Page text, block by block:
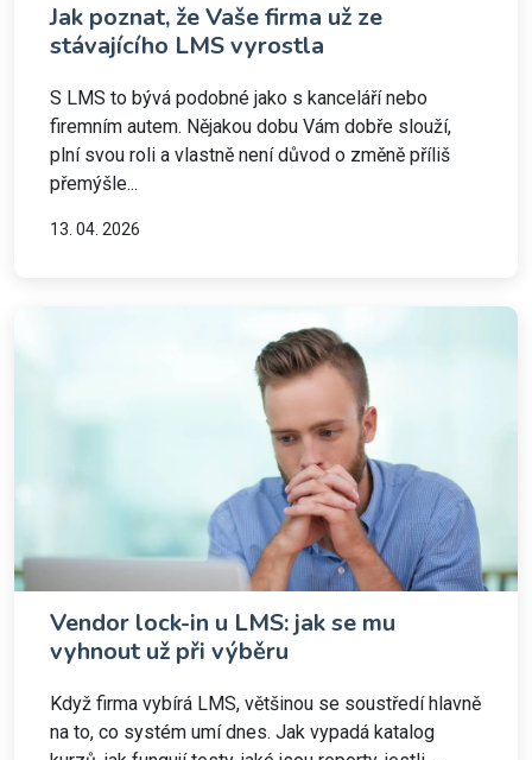
Jak poznat, že Vaše firma už ze
stávajícího LMS vyrostla
S LMS to bývá podobné jako s kanceláří nebo
firemním autem. Nějakou dobu Vám dobře slouží,
plní svou roli a vlastně není důvod o změně příliš
přemýšle...
13. 04. 2026
Vendor lock-in u LMS: jak se mu
vyhnout už při výběru
Když firma vybírá LMS, většinou se soustředí hlavně
na to, co systém umí dnes. Jak vypadá katalog